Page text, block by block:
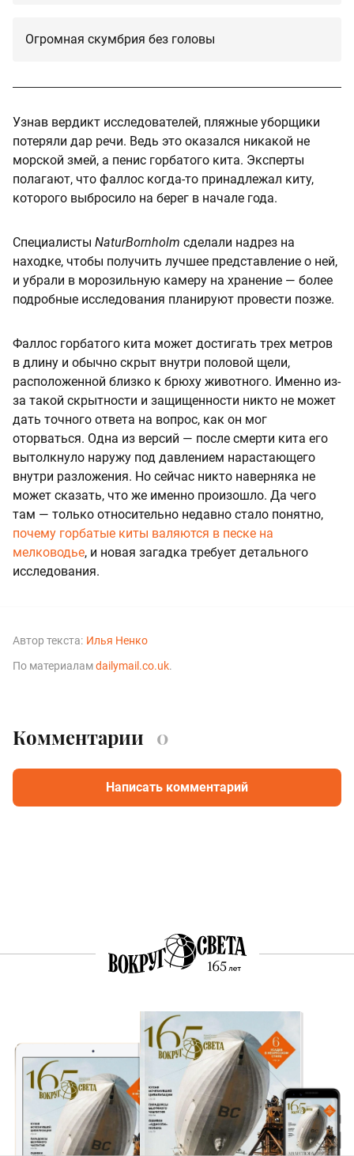
Огромная скумбрия без головы
Узнав вердикт исследователей, пляжные уборщики
потеряли дар речи. Ведь это оказался никакой не
морской змей, а пенис горбатого кита. Эксперты
полагают, что фаллос когда-то принадлежал киту,
которого выбросило на берег в начале года.
Специалисты NaturBornholm сделали надрез на
находке, чтобы получить лучшее представление о ней,
и убрали в морозильную камеру на хранение — более
подробные исследования планируют провести позже.
Фаллос горбатого кита может достигать трех метров
в длину и обычно скрыт внутри половой щели,
расположенной близко к брюху животного. Именно из-
за такой скрытности и защищенности никто не может
дать точного ответа на вопрос, как он мог
оторваться. Одна из версий — после смерти кита его
вытолкнуло наружу под давлением нарастающего
внутри разложения. Но сейчас никто наверняка не
может сказать, что же именно произошло. Да чего
там — только относительно недавно стало понятно,
почему горбатые киты валяются в песке на
мелководье, и новая загадка требует детального
исследования.
Автор текста: Илья Ненко
По материаламdailymail.co.uk.
Комментарии 0
Написать комментарий